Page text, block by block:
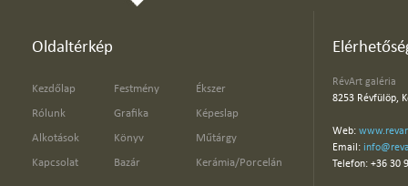
Oldaltérkép
Kezdőlap Festmény Ékszer
Rólunk Grafika Képeslap
Alkotások Könyv Műtárgy
Kapcsolat Bazár Kerámia/Porcelán
RévArt galéria
8253 Révfülöp,
Web:
Email:
Telefon: +36 30